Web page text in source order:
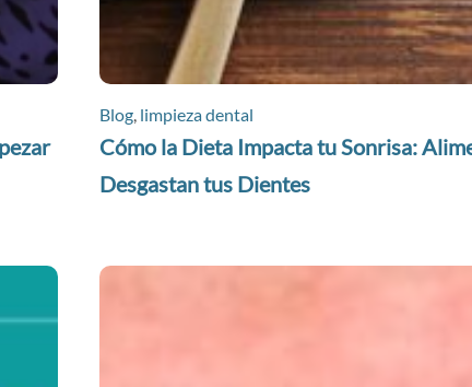
Blog, limpieza dental
Cómo la Dieta Impacta tu Sonrisa:
Desgastan tus Dientes